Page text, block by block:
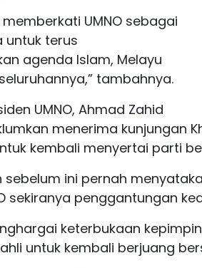
UMNO sebagai
untuk terus
agenda Islam, Melayu
tambahnya.
UMNO, Ahmad Zahid
menerima kunjungan
kembali menyertai parti
sebelum ini pernah
sekiranya penggantungan
keterbukaan
untuk kembali berjuang